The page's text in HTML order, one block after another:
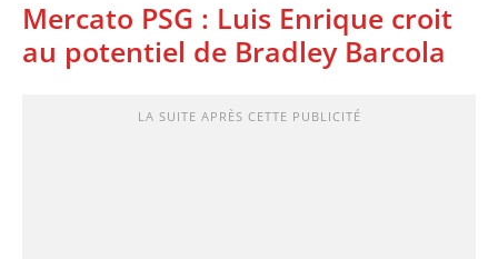
Mercato PSG : Luis Enrique croit
au potentiel de Bradley Barcola
LA SUITE APRÈS CETTE PUBLICITÉ